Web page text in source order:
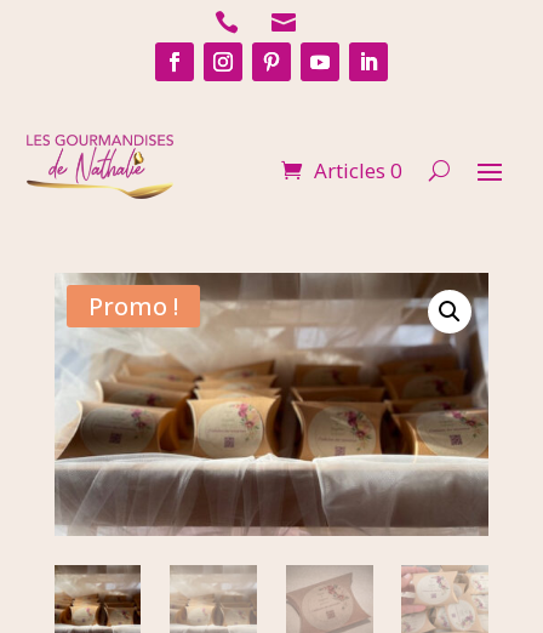
 
Articles 0
Promo !